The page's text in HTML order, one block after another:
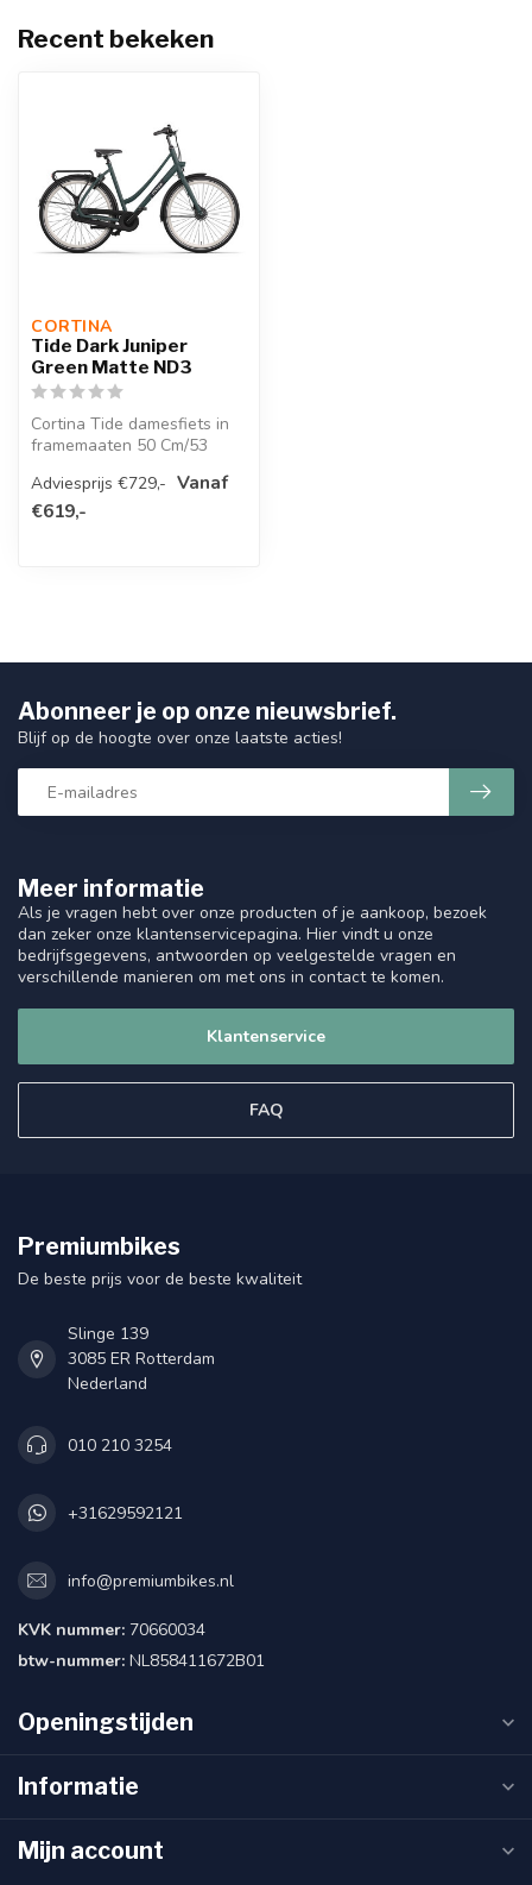
Recent bekeken
CORTINA
Tide Dark Juniper
Green Matte ND3
Cortina Tide damesfiets in
framemaaten 50 Cm/53
Juniper Gre...
Adviesprijs €729,- Vanaf
€619,-
Meer informatie
Als je vragen hebt over onze producten of je aankoop, bezoek
dan zeker onze klantenservicepagina. Hier vindt u onze
bedrijfsgegevens, antwoorden op veelgestelde vragen en
verschillende manieren om met ons in contact te komen.
Klantenservice
FAQ
Abonneer je op onze nieuwsbrief.
Blijf op de hoogte over onze laatste acties!
Premiumbikes
De beste prijs voor de beste kwaliteit
Slinge 139
3085 ER Rotterdam
Nederland
010 210 3254
+31629592121
info@premiumbikes.nl
KVK nummer: 70660034
btw-nummer: NL858411672B01
Openingstijden
Informatie
Mijn account